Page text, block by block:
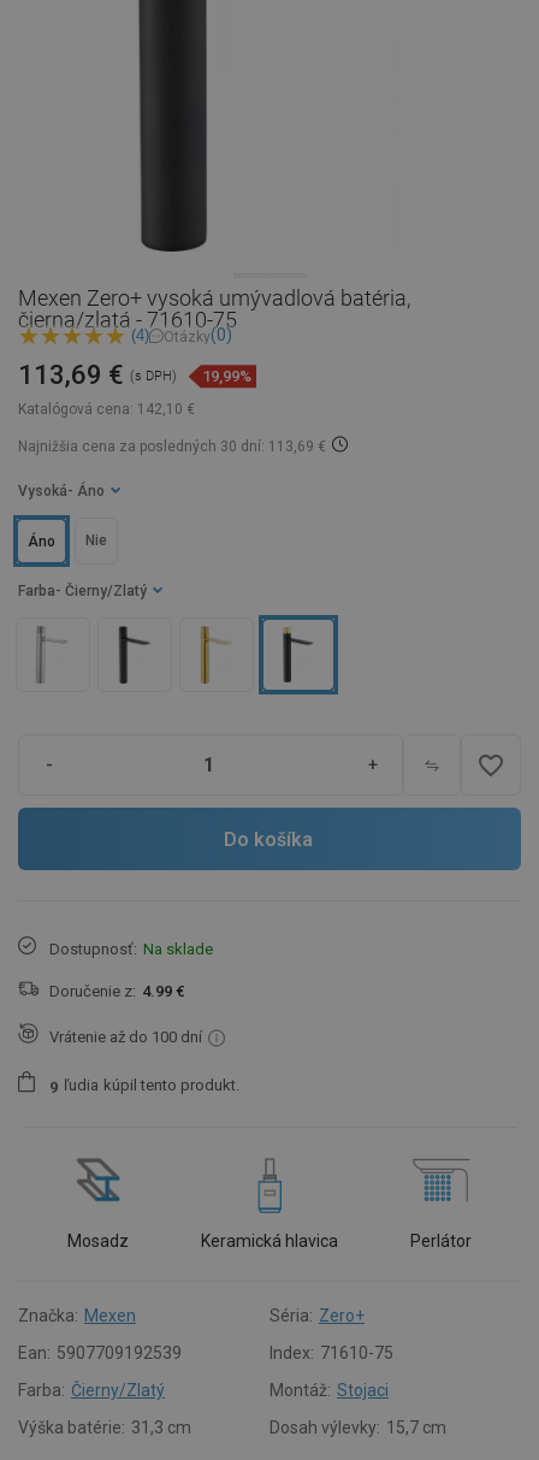
Mexen Zero+ vysoká umývadlová batéria,
čierna/zlatá - 71610-75
(4) Otázky(0)
Katalógová cena: 142,10 €
113,69 € (s DPH) 19,99%
Najnižšia cena za posledných 30 dní: 113,69 €
Farba - Čierny/Zlatý
Vysoká - Áno
Nie
Áno
- + favorite_border
Do košíka
Dostupnosť: Na sklade
Doručenie z: 4.99 €
Vrátenie až do 100 dní
9 ľudia kúpil tento produkt.
Mosadz Keramická hlavica Perlátor
Značka: Mexen Séria: Zero+
Ean: 5907709192539 Index: 71610-75
Farba: Čierny/Zlatý Montáž: Stojaci
Výška batérie: 31,3 cm Dosah výlevky: 15,7 cm